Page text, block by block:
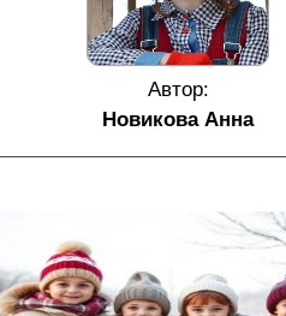
Автор:
Новикова Анна